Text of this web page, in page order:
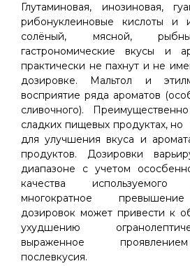
Глутаминовая, инозиновая,
рибонуклеиновые кислоты и
солёный, мясной,
гастрономические вкусы и
практически не пахнут и не
дозировке. Мальтол и
восприятие ряда ароматов
сливочного).
сладких пищевых продуктах,
для улучшения вкуса и
продуктов. Дозировки
диапазоне с учетом
качества
многократное
дозировок может привести к
ухудшению
выраженное
послевкусия.